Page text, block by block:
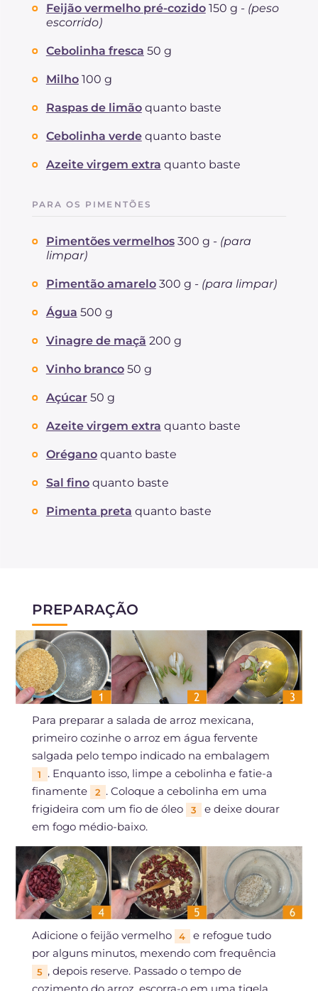
Feijão vermelho pré-cozido 150 g - (peso
escorrido)
Cebolinha fresca 50 g
Milho 100 g
Raspas de limão quanto baste
Cebolinha verde quanto baste
Azeite virgem extra quanto baste
PARA OS PIMENTÕES
Pimentões vermelhos 300 g - (para
limpar)
Pimentão amarelo 300 g - (para limpar)
Água 500 g
Vinagre de maçã 200 g
Vinho branco 50 g
Açúcar 50 g
Azeite virgem extra quanto baste
Orégano quanto baste
Sal fino quanto baste
Pimenta preta quanto baste
PREPARAÇÃO
Para preparar a salada de arroz mexicana,
primeiro cozinhe o arroz em água fervente
salgada pelo tempo indicado na embalagem
1
. Enquanto isso, limpe a cebolinha e fatie-a
finamente
2 . Coloque a cebolinha em uma
frigideira com um fio de óleo
3
e deixe dourar
em fogo médio-baixo.
Adicione o feijão vermelho 4
e refogue tudo
por alguns minutos, mexendo com frequência
5 , depois reserve. Passado o tempo de